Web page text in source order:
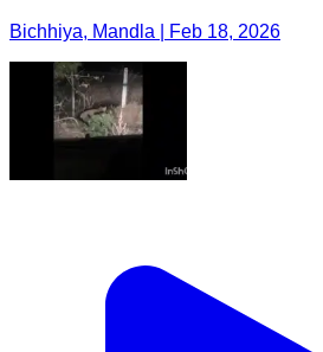
Bichhiya, Mandla | Feb 18, 2026